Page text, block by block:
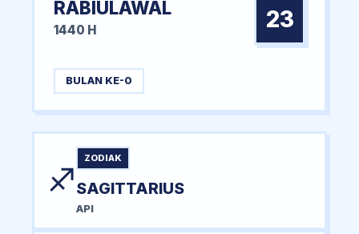
RABIULAWAL
1440 H 23
BULAN KE-0
♐
ZODIAK
SAGITTARIUS
API